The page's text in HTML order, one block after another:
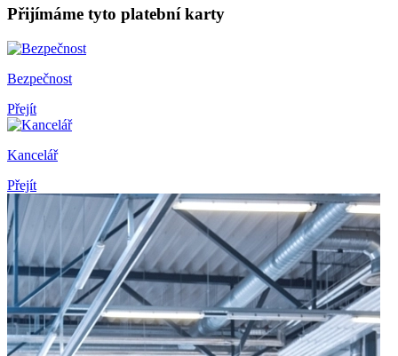
Přijímáme tyto platební karty
Bezpečnost
Přejít
Kancelář
Přejít